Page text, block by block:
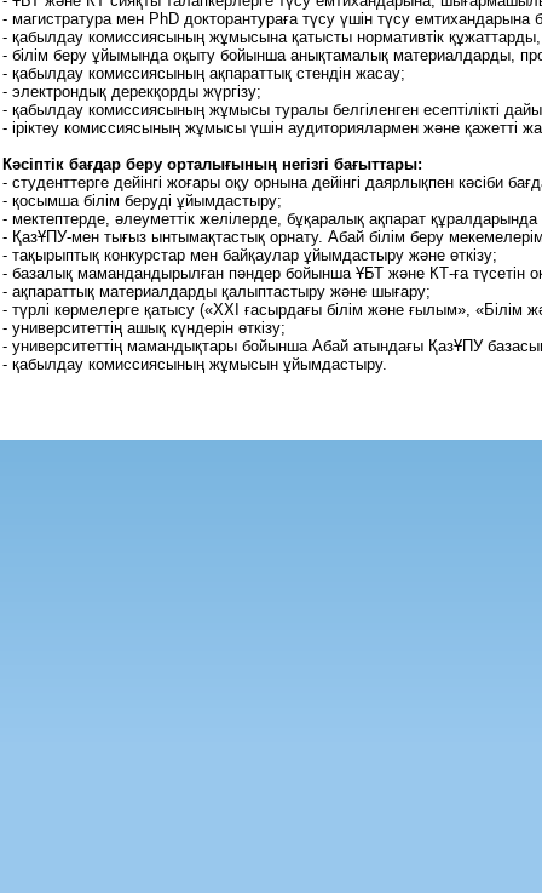
- магистратура мен PhD докторантураға түсу үшін түсу
- қабылдау комиссиясының жұмысына қатысты нормативтік
- білім беру ұйымында оқыту бойынша анықтамалық материалдарды,
- қабылдау комиссиясының ақпараттық стендін жасау;
- электрондық дерекқорды жүргізу;
- қабылдау комиссиясының жұмысы туралы белгіленген есептілікті
- іріктеу комиссиясының жұмысы үшін аудиториялармен және
Кәсіптік бағдар беру орталығының негізгі бағыттары:
- студенттерге дейінгі жоғары оқу орнына дейінгі даярлықпен кәсіби
- қосымша білім беруді ұйымдастыру;
- мектептерде, әлеуметтік желілерде, бұқаралық ақпарат
- ҚазҰПУ-мен тығыз ынтымақтастық орнату. Абай білім беру
- тақырыптық конкурстар мен байқаулар ұйымдастыру және өткізу;
- базалық мамандандырылған пәндер бойынша ҰБТ және КТ-ға түсетін
- ақпараттық материалдарды қалыптастыру және шығару;
- түрлі көрмелерге қатысу («XXI ғасырдағы білім және ғылым», «Білім
- университеттің ашық күндерін өткізу;
- университеттің мамандықтары бойынша Абай атындағы ҚазҰПУ
- қабылдау комиссиясының жұмысын ұйымдастыру.